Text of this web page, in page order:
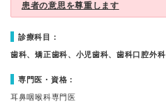
患者の意思を尊重します
診療科目：
歯科、矯正歯科、小児歯科、歯科口腔外科
専門医・資格：
耳鼻咽喉科専門医